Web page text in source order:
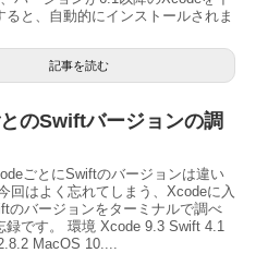
ると、自動的にインストールされま
記事を読む
のSwiftバージョンの調
ごとにSwiftのバージョンは違い
回はよく忘れてしまう、Xcodeに入
のバージョンをターミナルで調べ
録です。 環境 Xcode 9.3 Swift 4.1
MacOS 10....